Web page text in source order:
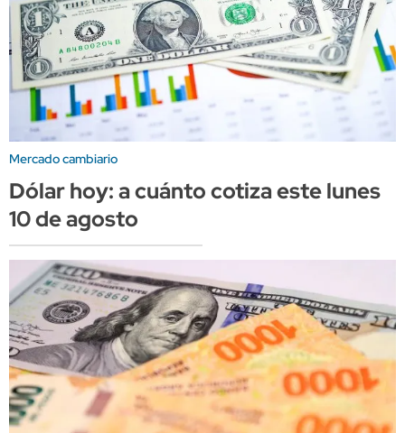
Mercado cambiario
Dólar hoy: a cuánto cotiza este lunes
10 de agosto